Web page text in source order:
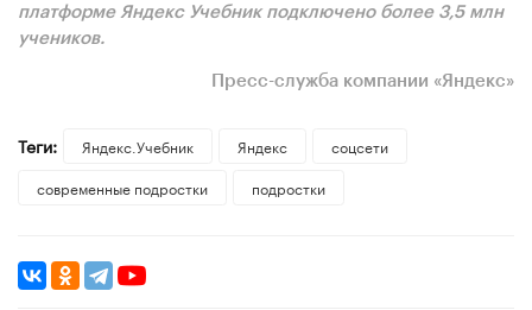
платформе Яндекс Учебник подключено более 3,5 млн
учеников.
Пресс-служба компании «Яндекс»
Теги: Яндекс.Учебник Яндекс
соцсети
современные подростки
подростки